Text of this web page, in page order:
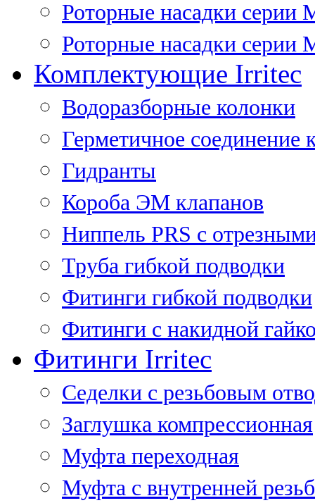
Роторные насадки серии
Роторные насадки серии
Комплектующие Irritec
Водоразборные колонки
Герметичное соединение
Гидранты
Короба ЭМ клапанов
Ниппель PRS с
Труба гибкой подводки
Фитинги гибкой подводки
Фитинги с накидной
Фитинги Irritec
Седелки с резьбовым
Заглушка компрессионная
Муфта переходная
Муфта с внутренней